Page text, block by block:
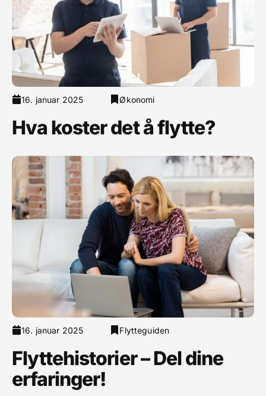
16. januar 2025 Økonomi
Hva koster det å flytte?
16. januar 2025 Flytteguiden
Flyttehistorier – Del dine
erfaringer!